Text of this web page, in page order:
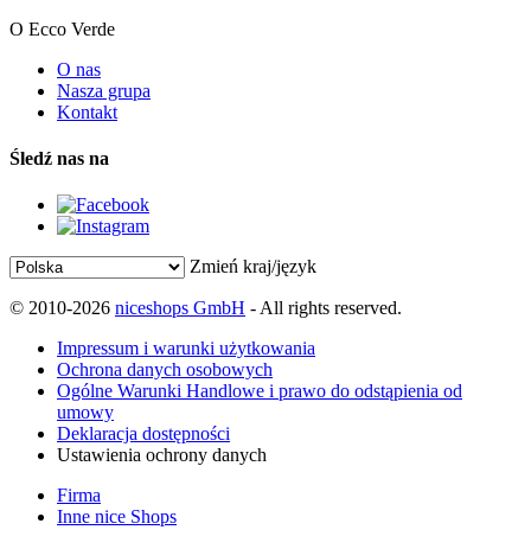
O Ecco Verde
O nas
Nasza grupa
Kontakt
Śledź nas na
Zmień kraj/język
© 2010-2026 niceshops GmbH - All rights reserved.
Impressum i warunki użytkowania
Ochrona danych osobowych
Ogólne Warunki Handlowe i prawo do odstąpienia od
umowy
Deklaracja dostępności
Ustawienia ochrony danych
Firma
Inne nice Shops